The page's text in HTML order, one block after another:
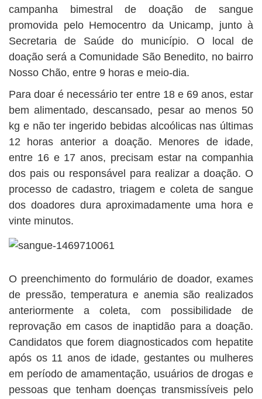
campanha bimestral de doação de sangue
promovida pelo Hemocentro da Unicamp, junto à
Secretaria de Saúde do município. O local de
doação será a Comunidade São Benedito, no bairro
Nosso Chão, entre 9 horas e meio-dia.
Para doar é necessário ter entre 18 e 69 anos, estar
bem alimentado, descansado, pesar ao menos 50
kg e não ter ingerido bebidas alcoólicas nas últimas
12 horas anterior a doação. Menores de idade,
entre 16 e 17 anos, precisam estar na companhia
dos pais ou responsável para realizar a doação. O
processo de cadastro, triagem e coleta de sangue
dos doadores dura aproximadamente uma hora e
vinte minutos.
O preenchimento do formulário de doador, exames
de pressão, temperatura e anemia são realizados
anteriormente a coleta, com possibilidade de
reprovação em casos de inaptidão para a doação.
Candidatos que forem diagnosticados com hepatite
após os 11 anos de idade, gestantes ou mulheres
em período de amamentação, usuários de drogas e
pessoas que tenham doenças transmissíveis pelo